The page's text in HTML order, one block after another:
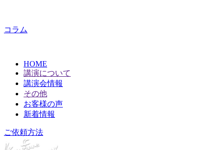
コラム
HOME
講演について
講演会情報
その他
お客様の声
新着情報
ご依頼方法